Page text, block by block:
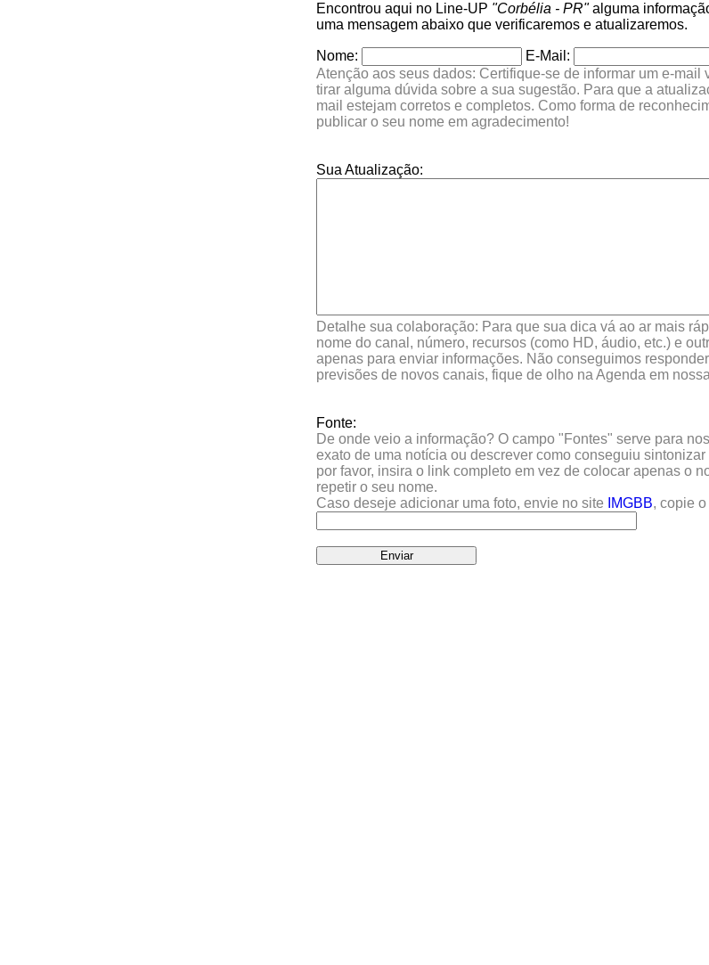
Encontrou aqui no Line-UP "Corbélia - PR"alguma
uma mensagem abaixo que verificaremos e atualizaremos.
Nome: E-Mail:
Atenção aos seus dados: Certifique-se de informar um e-
tirar alguma dúvida sobre a sua sugestão. Para que a
mail estejam corretos e completos. Como forma de
publicar o seu nome em agradecimento!
Sua Atualização:
Detalhe sua colaboração: Para que sua dica vá ao ar mais
nome do canal, número, recursos (como HD, áudio, etc.) e
apenas para enviar informações. Não conseguimos
previsões de novos canais, fique de olho na Agenda em
Fonte:
De onde veio a informação? O campo "Fontes" serve para
exato de uma notícia ou descrever como conseguiu
por favor, insira o link completo em vez de colocar apenas o
repetir o seu nome.
Caso deseje adicionar uma foto, envie no site
IMGBB, copie